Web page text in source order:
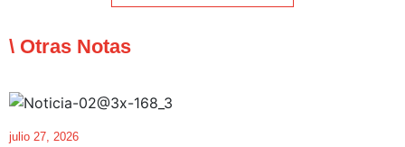
\ Otras Notas
julio 27, 2026